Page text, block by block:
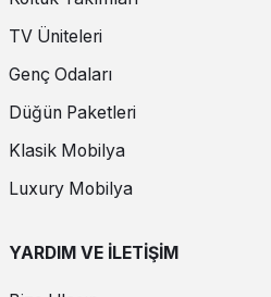
TV Üniteleri
Genç Odaları
Düğün Paketleri
Klasik Mobilya
Luxury Mobilya
YARDIM VE İLETİŞİM